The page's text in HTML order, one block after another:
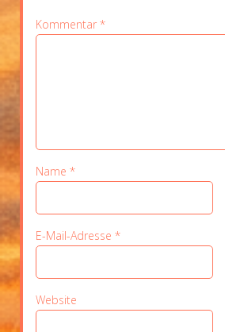
Kommentar *
Name *
E-Mail-Adresse *
Website